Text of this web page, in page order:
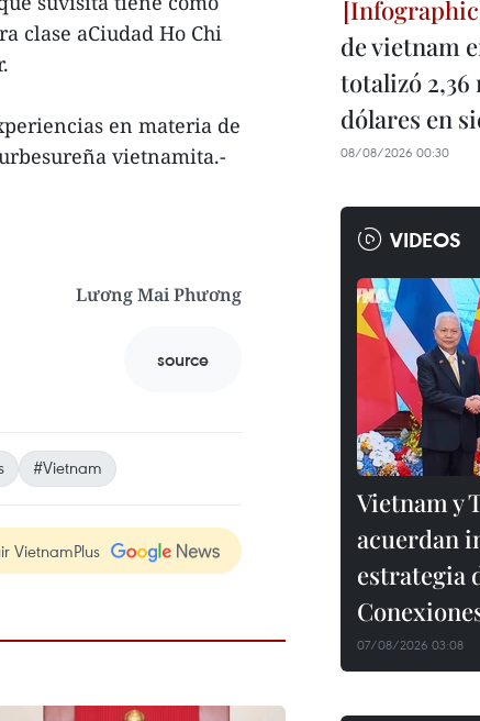
clase aCiudad Ho Chi
en materia de
vietnamita.-
Lương Mai Phương
source
#Vietnam
VietnamPlus
de vietnam
totalizó
dólares en
08/08/2026 00:30
VIDEOS
Vietnam y
acuerdan
estrategia
07/08/2026 03:08